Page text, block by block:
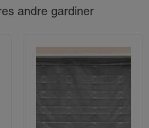
andre gardiner